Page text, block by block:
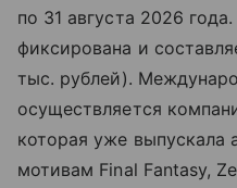
по 31 августа 2026
фиксирована и
тыс. рублей).
осуществляется
которая уже выпускала
мотивам Final Fantasy,